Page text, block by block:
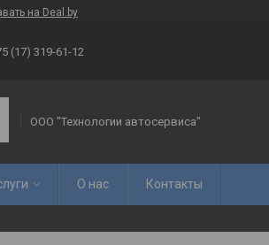
на Deal.by
(17) 319-61-12
ООО "Технологии автосервиса"
О нас Контакты